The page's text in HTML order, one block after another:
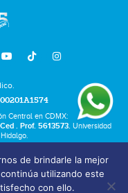
Central en CDMX:
. Prof. 5613573. Universidad
de brindarle la mejor
utilizando este
con ello.